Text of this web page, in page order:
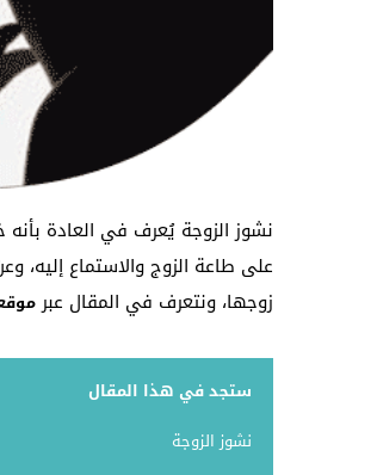
نشوز الزوجة يُعرف في العادة
على طاعة الزوج والاستماع
زوجها، ونتعرف في المقال عبر
ستجد في هذا المقال
نشوز الزوجة